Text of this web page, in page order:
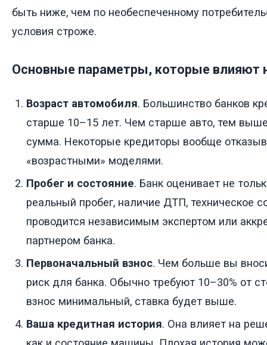
быть ниже, чем по необеспеченному
условия строже.
Основные параметры, которые влияют
Возраст автомобиля. Большинство банков
старше 10–15 лет. Чем старше авто, тем
сумма. Некоторые кредиторы вообще
«возрастными» моделями.
Пробег и состояние. Банк оценивает не
реальный пробег, наличие ДТП, техническое
проводится независимым экспертом или
партнером банка.
Первоначальный взнос. Чем больше вы
риск для банка. Обычно требуют 10–30% от
взнос минимальный, ставка будет выше.
Ваша кредитная история. Она влияет на